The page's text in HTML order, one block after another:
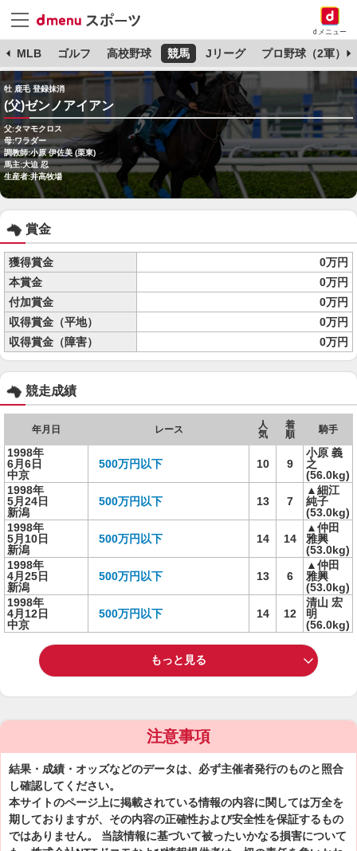
dメニュー
MLB ゴルフ 高校野球 競馬 Jリーグ プロ野球（2軍）
牡 鹿毛 登録抹消
(父)ゼンノアイアン
父:タマモクロス
母:ワラダー
調教師:小原 伊佐美 (栗東)
馬主:大迫 忍
生産者:井高牧場
賞金
獲得賞金
0万円
本賞金
0万円
付加賞金
0万円
収得賞金（平地）
0万円
収得賞金（障害）
0万円
競走成績
年月日 レース
人
気
着
順
騎手
1998年
6月6日
中京
500万円以下 10 9
小原 義
之
(56.0kg)
1998年
5月24日
新潟
500万円以下 13 7
▲細江
純子
(53.0kg)
1998年
5月10日
新潟
500万円以下 14 14
▲仲田
雅興
(53.0kg)
1998年
4月25日
新潟
500万円以下 13 6
▲仲田
雅興
(53.0kg)
1998年
4月12日
中京
500万円以下 14 12
清山 宏
明
(56.0kg)
もっと見る
注意事項
結果・成績・オッズなどのデータは、必ず主催者発行のものと照合
し確認してください。
本サイトのページ上に掲載されている情報の内容に関しては万全を
期しておりますが、その内容の正確性および安全性を保証するもの
ではありません。 当該情報に基づいて被ったいかなる損害について